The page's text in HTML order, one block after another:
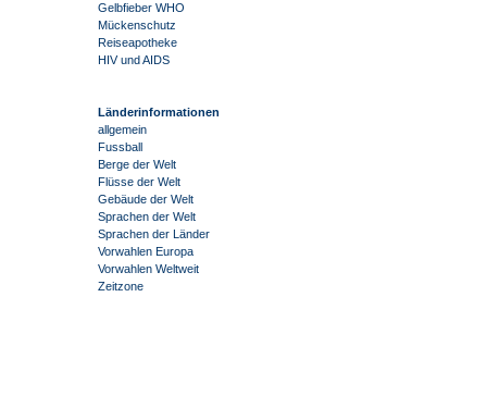
Gelbfieber WHO
Mückenschutz
Reiseapotheke
HIV und AIDS
Länderinformationen
allgemein
Fussball
Berge der Welt
Flüsse der Welt
Gebäude der Welt
Sprachen der Welt
Sprachen der Länder
Vorwahlen Europa
Vorwahlen Weltweit
Zeitzone